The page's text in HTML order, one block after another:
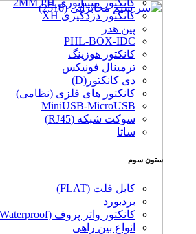
کانکتور دزدگیری XH
پین هدر
PHL-BOX-IDC
کانکتور هوزینگ
ترمینال فونیکس
دی کانکتور(D)
کانکتور های فلزی (نظامی)
MiniUSB-MicroUSB
سوکت شبکه (RJ45)
ساتا
ستون سوم
کابل فلت (FLAT)
بردبورد
کانکتور واتر پروف (Waterproof)
انواع بین راهی